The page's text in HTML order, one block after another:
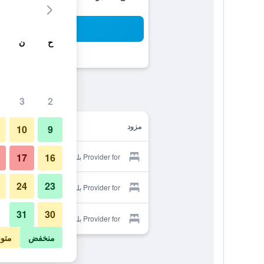
مزود
Provider for بلفيدير بيلفيدير كلوب
Provider for بلفيدير بيلفيدير كلوب
Provider for بلفيدير بيلفيدير كلوب
ح ن
2
3
9
10
16
17
23
24
30
31
منخفض